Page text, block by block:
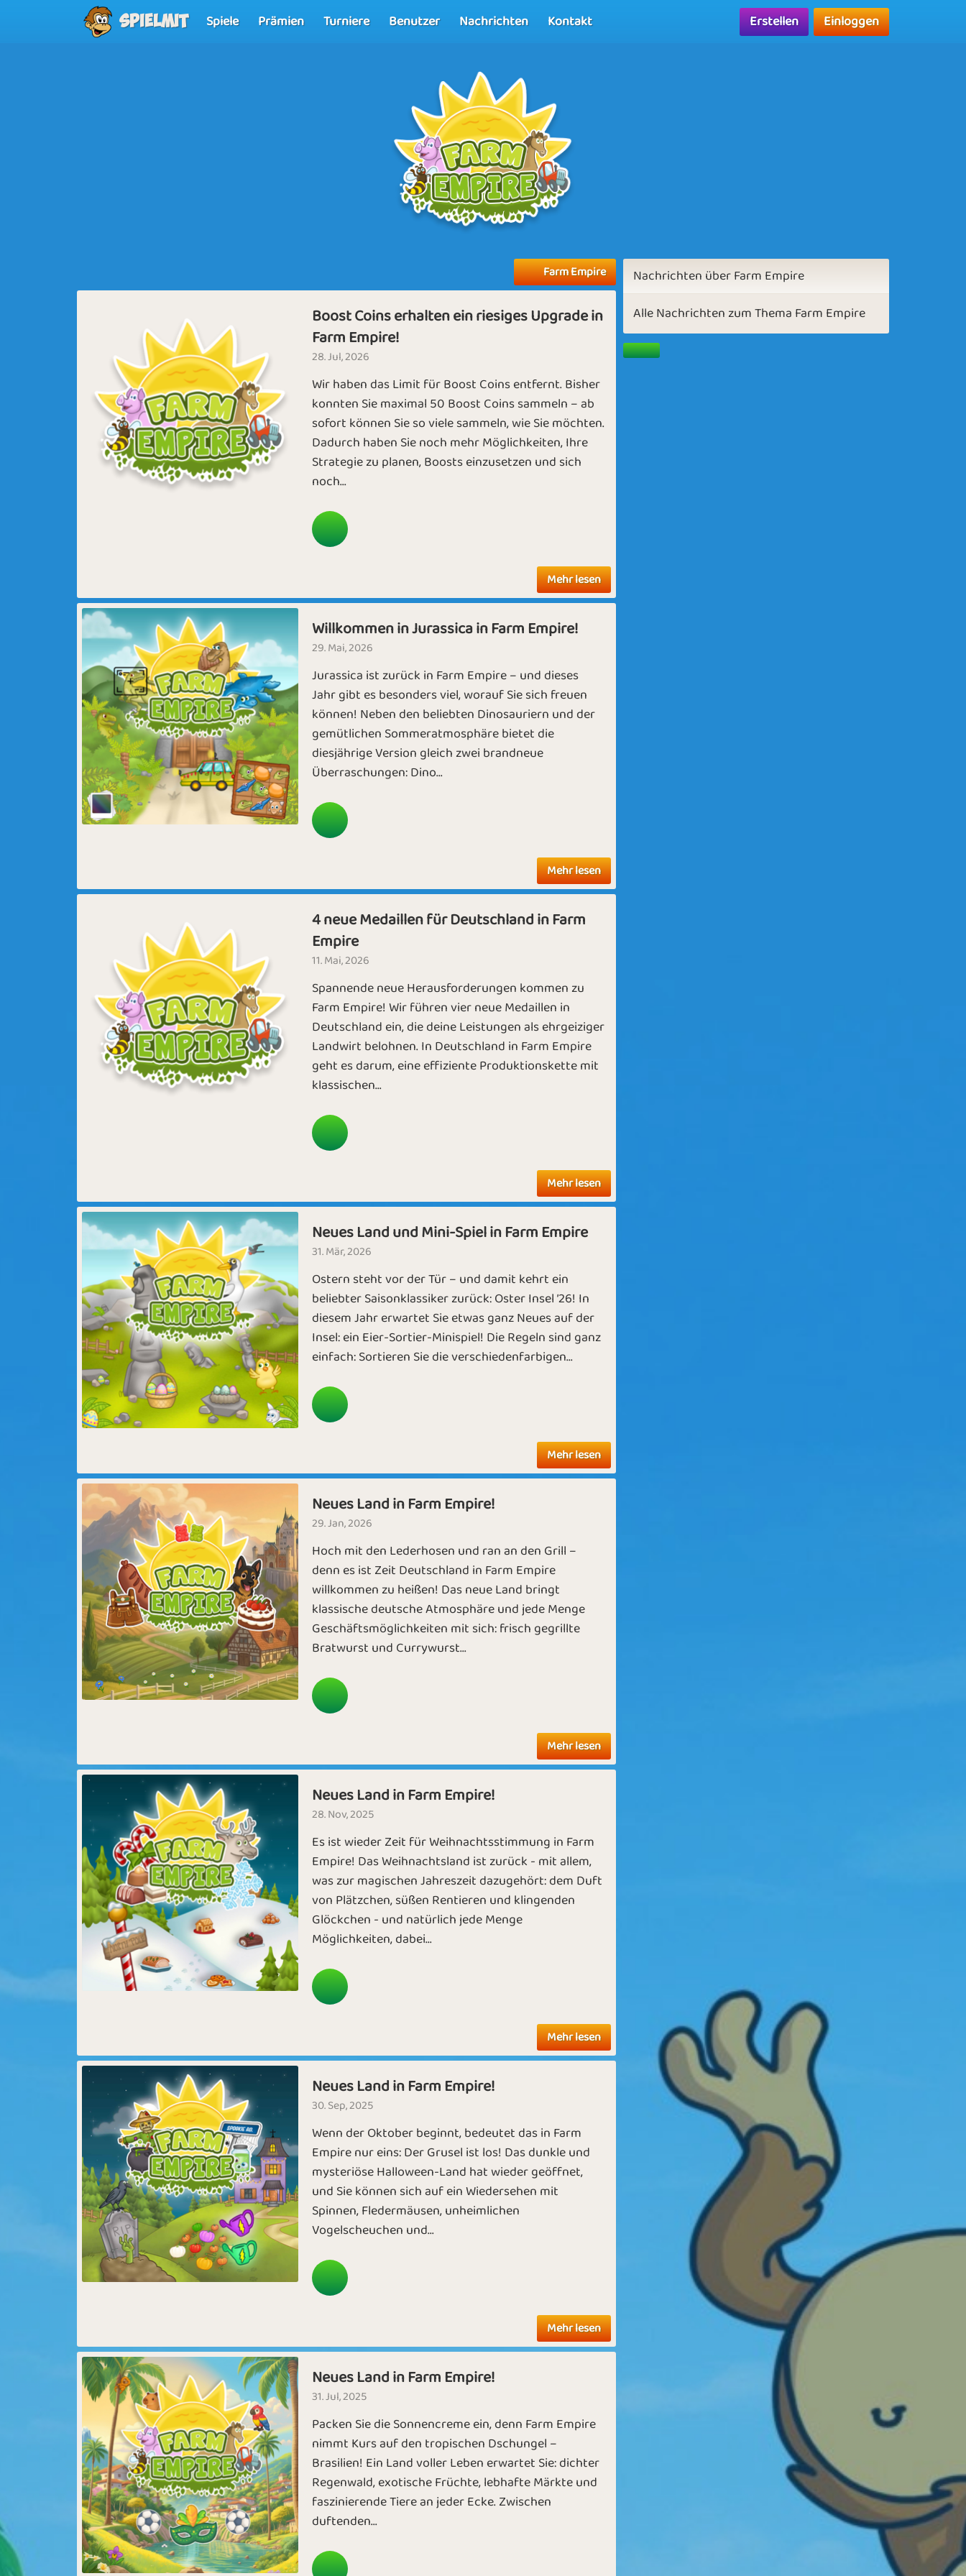
Spielmit Spiele Prämien Turniere Benutzer Nachrichten Kontakt Erstellen Einloggen
Farm Empire
Boost Coins erhalten ein riesiges Upgrade in
Farm Empire!
28. Jul, 2026
Wir haben das Limit für Boost Coins entfernt. Bisher
konnten Sie maximal 50 Boost Coins sammeln – ab
sofort können Sie so viele sammeln, wie Sie möchten.
Dadurch haben Sie noch mehr Möglichkeiten, Ihre
Strategie zu planen, Boosts einzusetzen und sich
noch...
Mehr lesen
Willkommen in Jurassica in Farm Empire!
29. Mai, 2026
Jurassica ist zurück in Farm Empire – und dieses
Jahr gibt es besonders viel, worauf Sie sich freuen
können! Neben den beliebten Dinosauriern und der
gemütlichen Sommeratmosphäre bietet die
diesjährige Version gleich zwei brandneue
Überraschungen: Dino...
Mehr lesen
4 neue Medaillen für Deutschland in Farm
Empire
11. Mai, 2026
Spannende neue Herausforderungen kommen zu
Farm Empire! Wir führen vier neue Medaillen in
Deutschland ein, die deine Leistungen als ehrgeiziger
Landwirt belohnen. In Deutschland in Farm Empire
geht es darum, eine effiziente Produktionskette mit
klassischen...
Mehr lesen
Neues Land und Mini-Spiel in Farm Empire
31. Mär, 2026
Ostern steht vor der Tür – und damit kehrt ein
beliebter Saisonklassiker zurück: Oster Insel ’26! In
diesem Jahr erwartet Sie etwas ganz Neues auf der
Insel: ein Eier-Sortier-Minispiel! Die Regeln sind ganz
einfach: Sortieren Sie die verschiedenfarbigen...
Mehr lesen
Neues Land in Farm Empire!
29. Jan, 2026
Hoch mit den Lederhosen und ran an den Grill –
denn es ist Zeit Deutschland in Farm Empire
willkommen zu heißen! Das neue Land bringt
klassische deutsche Atmosphäre und jede Menge
Geschäftsmöglichkeiten mit sich: frisch gegrillte
Bratwurst und Currywurst...
Mehr lesen
Neues Land in Farm Empire!
28. Nov, 2025
Es ist wieder Zeit für Weihnachtsstimmung in Farm
Empire! Das Weihnachtsland ist zurück - mit allem,
was zur magischen Jahreszeit dazugehört: dem Duft
von Plätzchen, süßen Rentieren und klingenden
Glöckchen - und natürlich jede Menge
Möglichkeiten, dabei...
Mehr lesen
Neues Land in Farm Empire!
30. Sep, 2025
Wenn der Oktober beginnt, bedeutet das in Farm
Empire nur eins: Der Grusel ist los! Das dunkle und
mysteriöse Halloween-Land hat wieder geöffnet,
und Sie können sich auf ein Wiedersehen mit
Spinnen, Fledermäusen, unheimlichen
Vogelscheuchen und...
Mehr lesen
Neues Land in Farm Empire!
31. Jul, 2025
Packen Sie die Sonnencreme ein, denn Farm Empire
nimmt Kurs auf den tropischen Dschungel –
Brasilien! Ein Land voller Leben erwartet Sie: dichter
Regenwald, exotische Früchte, lebhafte Märkte und
faszinierende Tiere an jeder Ecke. Zwischen
duftenden...
Nachrichten über Farm Empire
Alle Nachrichten zum Thema Farm Empire